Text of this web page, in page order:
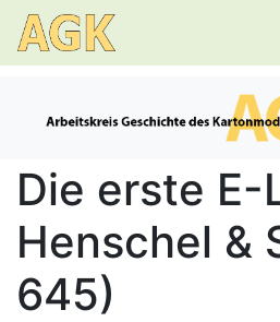
Die erste E-
Henschel &
645)